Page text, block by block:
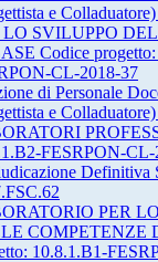
e
LO SVILUPPO
Codice
CL-2018-37
di Personale
e
FESRPON-CL-
Definitiva
PER
COMPETENZE
10.8.1.B1-